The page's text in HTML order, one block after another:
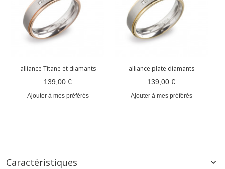
alliance Titane et diamants
139,00 €
Ajouter à mes préférés
alliance plate diamants
139,00 €
Ajouter à mes préférés
Caractéristiques